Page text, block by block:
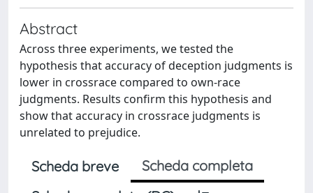
Abstract
Across three experiments, we tested the
hypothesis that accuracy of deception judgments is
lower in crossrace compared to own-race
judgments. Results confirm this hypothesis and
show that accuracy in crossrace judgments is
unrelated to prejudice.
Scheda breve
Scheda completa